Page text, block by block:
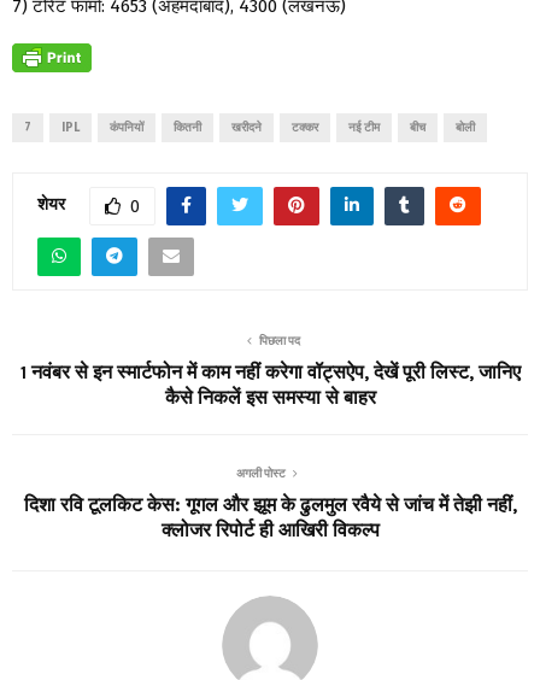
7) टोरेंट फार्मा: 4653 (अहमदाबाद), 4300 (लखनऊ)
7 IPL कंपनियों कितनी खरीदने टक्कर नई टीम बीच बोली
शेयर 0
पिछला पद
1 नवंबर से इन स्मार्टफोन में काम नहीं करेगा वॉट्सऐप, देखें पूरी लिस्ट, जानिए
कैसे निकलें इस समस्या से बाहर
अगली पोस्ट
दिशा रवि टूलकिट केस: गूगल और झूम के ढुलमुल रवैये से जांच में तेझी नहीं,
क्लोजर रिपोर्ट ही आखिरी विकल्प